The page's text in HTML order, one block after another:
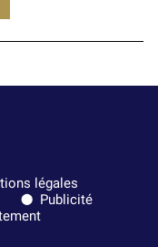
légales
Publicité